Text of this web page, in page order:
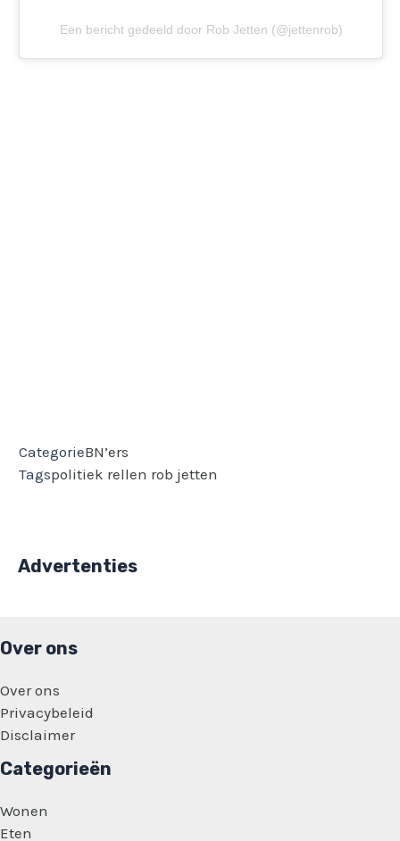
Een bericht gedeeld door Rob Jetten (@jettenrob)
CategorieBN’ers
Tagspolitiek rellen rob jetten
Advertenties
Over ons
Over ons
Privacybeleid
Disclaimer
Categorieën
Wonen
Eten